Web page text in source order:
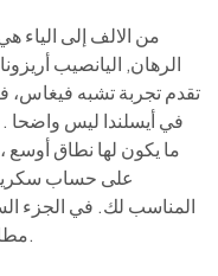
من الالف إلى الياء
الرهان, اليانصيب
تقدم تجربة تشبه فيغاس،
في أيسلندا ليس واضحا
ما يكون لها نطاق أوسع
على حساب سكريل
مطابقة على خط الدفع 6 أو 7 أو 8 أو 9 أو 10.